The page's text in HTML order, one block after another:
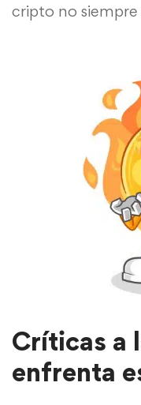
cripto no siempre
Críticas a
enfrenta